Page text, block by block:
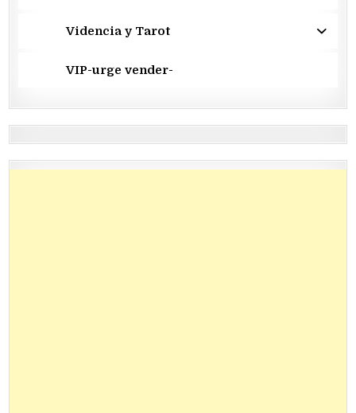
Videncia y Tarot
VIP-urge vender-